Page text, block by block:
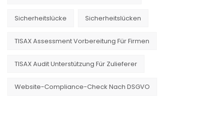
Sicherheitslücke Sicherheitslücken
TISAX Assessment Vorbereitung Für Firmen
TISAX Audit Unterstützung Für Zulieferer
Website-Compliance-Check Nach DSGVO